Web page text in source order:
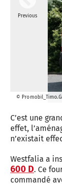
Previous
©
C’est une
effet,
n’existait
Westfalia a
600 D. Ce
commandé